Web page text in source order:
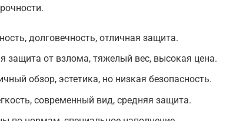
долговечность, отличная защита.
защита от взлома, тяжелый вес, высокая цена.
обзор, эстетика, но низкая безопасность.
современный вид, средняя защита.